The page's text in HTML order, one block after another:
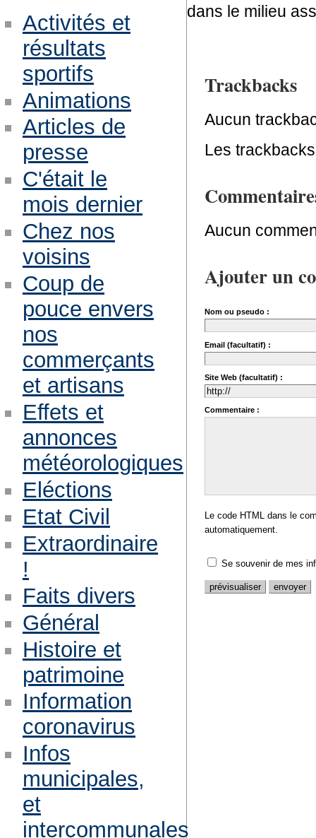
dans le milieu
Trackbacks
Aucun
Les
Aucun
Ajouter un
Nom ou pseudo :
Email (facultatif) :
Site Web (facultatif) :
Commentaire :
Le code HTML dans le
automatiquement.
Se souvenir de mes
Activités et
résultats
sportifs
Animations
Articles de
presse
C'était le
mois dernier
Chez nos
voisins
Coup de
pouce envers
nos
commerçants
et artisans
Effets et
annonces
météorologiques
Eléctions
Etat Civil
Extraordinaire
!
Faits divers
Général
Histoire et
patrimoine
Information
coronavirus
Infos
municipales,
et
intercommunales